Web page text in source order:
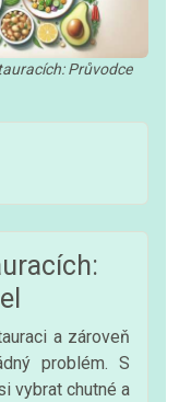
Průvodce
a zároveň
problém. S
vybrat chutné a